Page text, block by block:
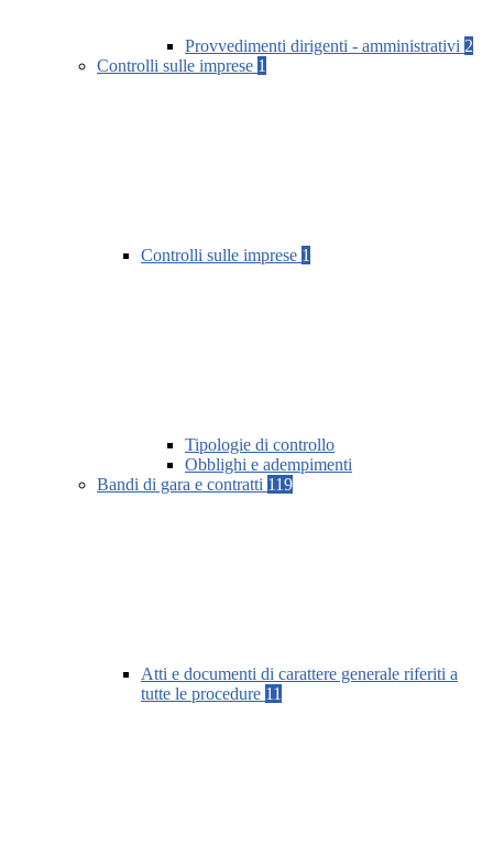
Provvedimenti dirigenti - amministrativi 2
Controlli sulle imprese 1
Controlli sulle imprese 1
Tipologie di controllo
Obblighi e adempimenti
Bandi di gara e contratti 119
Atti e documenti di carattere generale riferiti a
tutte le procedure 11